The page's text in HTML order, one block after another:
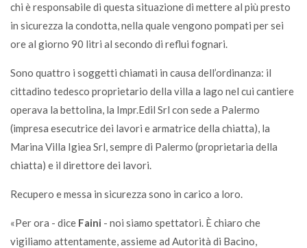
chi è responsabile di questa situazione di mettere al più presto
in sicurezza la condotta, nella quale vengono pompati per sei
ore al giorno 90 litri al secondo di reflui fognari.
Sono quattro i soggetti chiamati in causa dell’ordinanza: il
cittadino tedesco proprietario della villa a lago nel cui cantiere
operava la bettolina, la Impr.Edil Srl con sede a Palermo
(impresa esecutrice dei lavori e armatrice della chiatta), la
Marina Villa Igiea Srl, sempre di Palermo (proprietaria della
chiatta) e il direttore dei lavori.
Recupero e messa in sicurezza sono in carico a loro.
«Per ora - dice Faini - noi siamo spettatori. È chiaro che
vigiliamo attentamente, assieme ad Autorità di Bacino,